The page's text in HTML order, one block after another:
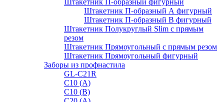
Штакетник П-образный фигурный
Штакетник П-образный А фигурный
Штакетник П-образный В фигурный
Штакетник Полукруглый Slim с прямым
резом
Штакетник Прямоугольный с прямым резом
Штакетник Прямоугольный фигурный
Заборы из профнастила
GL-С21R
С10 (A)
С10 (В)